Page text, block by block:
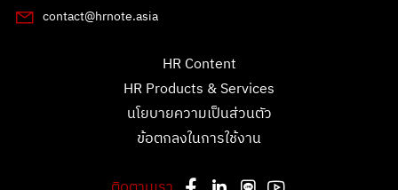
1 คะแนน
Putthipanya Rueangsom
chitchanok Akkarasaringkan
1 คะแนน
ขันตี กลิ่นผกา
สุทิพยาภรณ์ หวังสุวรรณ
contact@hrnote.asia
HR Content
HR Products & Services
นโยบายความเป็นส่วนตัว
ข้อตกลงในการใช้งาน